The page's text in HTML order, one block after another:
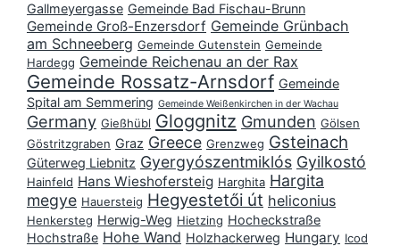
Gallmeyergasse Gemeinde Bad Fischau-Brunn
Gemeinde Groß-Enzersdorf Gemeinde Grünbach
am Schneeberg Gemeinde Gutenstein Gemeinde
Hardegg Gemeinde Reichenau an der Rax
Gemeinde Rossatz-Arnsdorf Gemeinde
Spital am Semmering Gemeinde Weißenkirchen in der Wachau
Germany Gießhübl Gloggnitz Gmunden Gölsen
Göstritzgraben Graz Greece Grenzweg Gsteinach
Güterweg Liebnitz Gyergyószentmiklós Gyilkostó
Hainfeld Hans Wieshofersteig Harghita Hargita
megye Hauersteig Hegyestetői út heliconius
Henkersteg Herwig-Weg Hietzing Hocheckstraße
Hochstraße Hohe Wand Holzhackerweg Hungary Icod